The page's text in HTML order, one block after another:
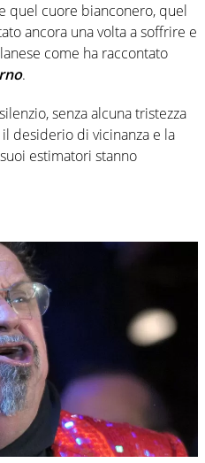
quel cuore bianconero, quel
ancora una volta a soffrire e
come ha raccontato
.
senza alcuna tristezza
desiderio di vicinanza e la
estimatori stanno